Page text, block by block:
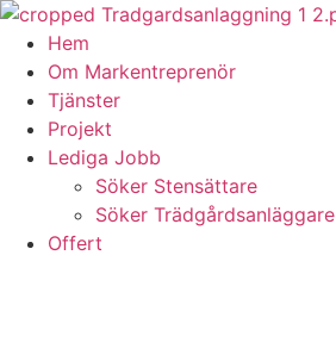
Skip
content
Hem
Om Markentreprenör
Tjänster
Projekt
Lediga Jobb
Söker Stensättare
Söker Trädgårdsanläggare
Offert